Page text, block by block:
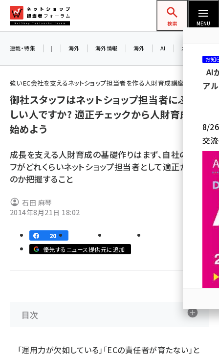
ン
ネットショップ担当者フォーラム
検索 MENU
amazon (2244)
yahoo (1899)
ecbeing (1207)
アスクル (1117)
base (1071)
ビィ・フォアード (773)
revico (739)
連載・特集 | 海外 海外情報 海外 AI メタバース
強いEC会社を支えるネットショップ担当者を作る人財育成講座
御社スタッフはネットショップ担当者にふさわ
しい人ですか? 適正チェックから人財育成を
始めよう
成長を支える人財育成の基礎作りはまず、自社のスタッ
フがどれくらいネットショップ担当者として適正がある
のか把握すること
石田 麻琴
2014年8月21日 18:02
20
優先するニュース提供元に追加
目次
「運用力が欠如している」「ECの責任者が育たない」と
お知
AI
ア
8/26
交
参